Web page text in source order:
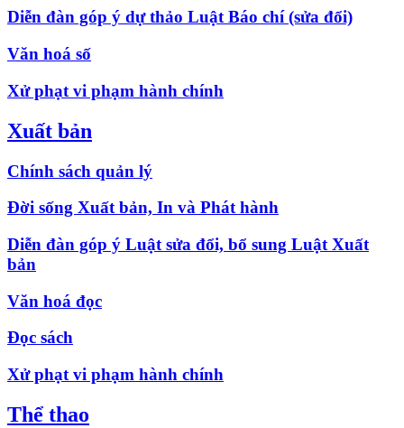
Diễn đàn góp ý dự thảo Luật Báo chí (sửa đổi)
Văn hoá số
Xử phạt vi phạm hành chính
Xuất bản
Chính sách quản lý
Đời sống Xuất bản, In và Phát hành
Diễn đàn góp ý Luật sửa đổi, bổ sung Luật Xuất
bản
Văn hoá đọc
Đọc sách
Xử phạt vi phạm hành chính
Thể thao